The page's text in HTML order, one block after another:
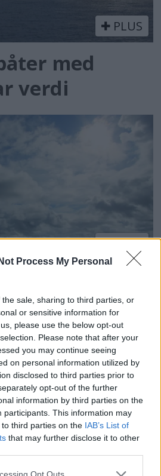
Process My Personal
sale, sharing to third parties, or
or sensitive information for
please use the below opt-out
Please note that after your
you may continue seeing
on personal information utilized by
disclosed to third parties prior to
opt-out of the further
information by third parties on the
participants. This information may
third parties on the IAB’s List of
that may further disclose it to other
Opt Outs
PLUS
med
verdi
PLUS
til over én
PLUS